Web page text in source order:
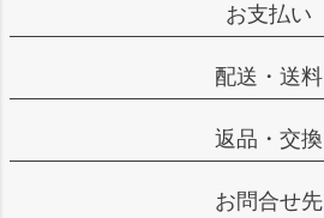
お支払い
配送・送料
返品・交換
お問合せ先